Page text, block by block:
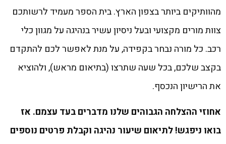
מהוותיקים ביותר בצפון הארץ. בית הספר מעמיד לרשותכם
צוות מורים מקצועי ובעל ניסיון עשיר בנהיגה על מגוון כלי
רכב. כל מורה נבחר בקפידה, על מנת לאפשר לכם להתקדם
בקצב שלכם, בכל שעה שתרצו (בתיאום מראש), ולהוציא
את הרישיון הנכסף.
אחוזי ההצלחה הגבוהים שלנו מדברים בעד עצמם. אז
בואו ניפגש! לתיאום שיעור נהיגה וקבלת פרטים נוספים